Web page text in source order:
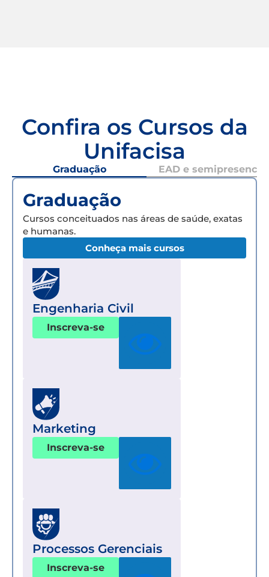
Confira os Cursos da
Unifacisa
Graduação EAD e semipresencial
Graduação
Cursos conceituados nas áreas de saúde, exatas
e humanas.
Conheça mais cursos
Engenharia Civil
Inscreva-se
Marketing
Inscreva-se
Processos Gerenciais
Inscreva-se